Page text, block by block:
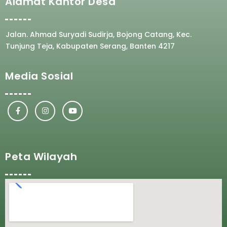
Jalan. Ahmad Suryadi Sudirja, Bojong Catang, Kec.
Tunjung Teja, Kabupaten Serang, Banten 4217
Media Sosial
Peta Wilayah